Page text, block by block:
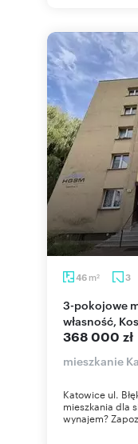
46 m2 3
3-pokojowe mieszkanie do remontu,
własność,
368 000 zł
mieszkanie
Katowice ul.
mieszkania dla
wynajem?